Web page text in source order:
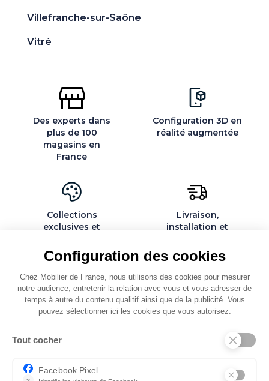
Configuration des cookies
Chez Mobilier de France, nous utilisons des cookies pour mesurer
notre audience, entretenir la relation avec vous et vous adresser de
temps à autre du contenu qualitif ainsi que de la publicité. Vous
pouvez sélectionner ici les cookies que vous autorisez.
Tout cocher
Facebook Pixel
Villefranche-sur-Saône
Vitré
Des experts dans
plus de 100
magasins en
France
Configuration 3D en
réalité augmentée
Collections
exclusives et
Livraison,
installation et
spécialistes
QUI SOMMES-NOUS
CONTACT